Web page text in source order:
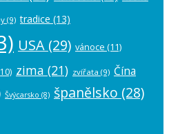
(9) tradice (13)
USA (29) vánoce (11)
zima (21) zvířata (9) Čína
Švýcarsko (8) španělsko (28)